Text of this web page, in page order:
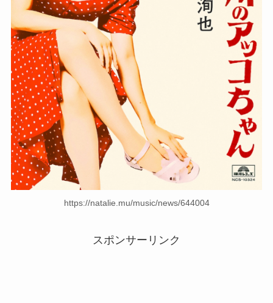
https://natalie.mu/music/news/644004
スポンサーリンク